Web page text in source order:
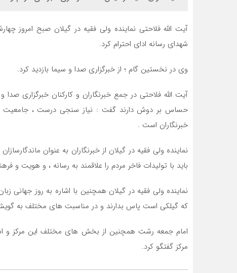
آیت الله فلاحتی نماینده ولی فقیه در گیلان صبح امروز
شهدای رسانه ادای احترام کرد.
وی در نخستین گام ؛ از خبرگزاری صدا و سیما بازدید کرد.
آیت الله فلاحتی در جمع خبرنگاران و کارکنان خبرگزاری
حساس بر دوش دارند گفت : نیاز سنجی درست ، جامعیت
خبرنگاران است .
نماینده ولی فقیه در گیلان از خبرنگاران به عنوان
باید با تولیدات فاخر مردم را علاقمند به رسانه ، و هویت و
نماینده ولی فقیه در گیلان همچنین با اشاره به روز جهانی
که گیلکی است پاس بدارند و در مناسبت های مختلف به
امام جمعه رشت همچنین از بخش های مختلف این مرکز و
مرکز گفتگو کرد.